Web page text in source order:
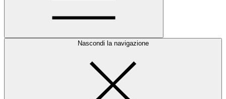
Nascondi la navigazione